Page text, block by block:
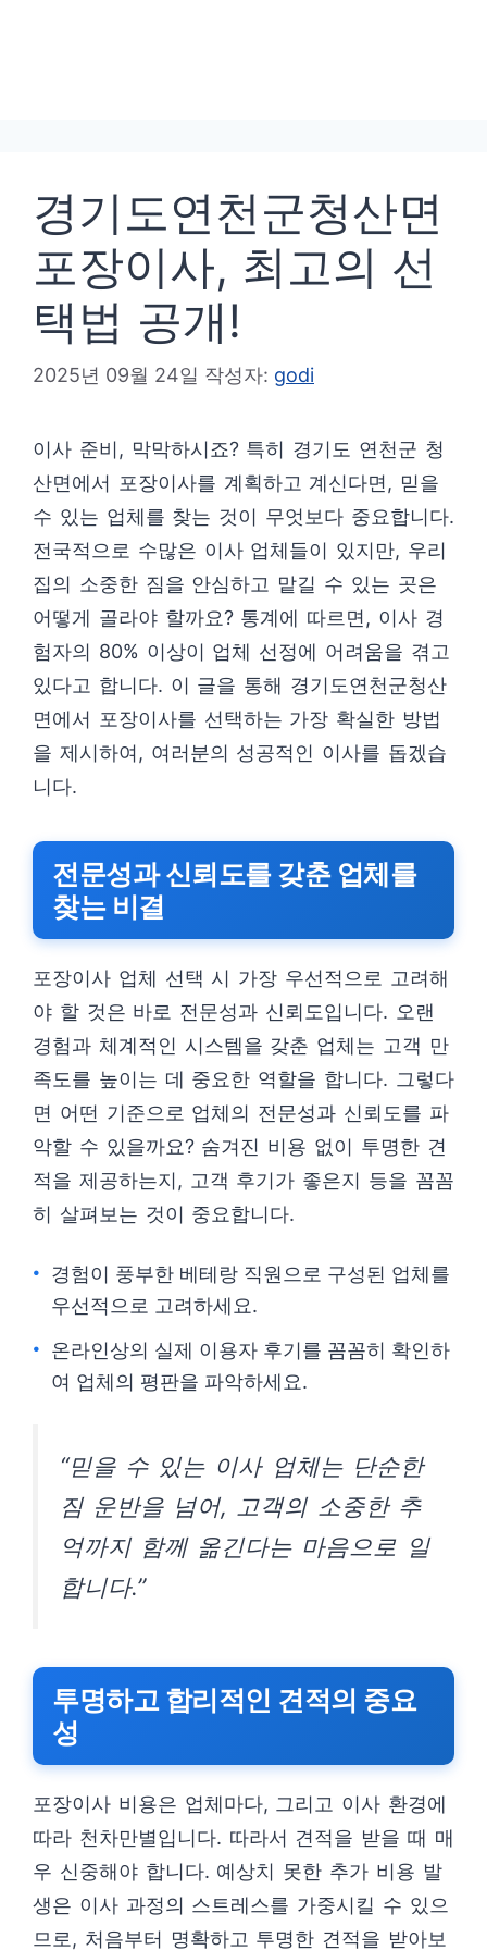
경기도연천군청산면
포장이사, 최고의 선
택법 공개!
2025년 09월 24일 작성자: godi
이사 준비, 막막하시죠? 특히 경기도 연천군 청
산면에서 포장이사를 계획하고 계신다면, 믿을
수 있는 업체를 찾는 것이 무엇보다 중요합니다.
전국적으로 수많은 이사 업체들이 있지만, 우리
집의 소중한 짐을 안심하고 맡길 수 있는 곳은
어떻게 골라야 할까요? 통계에 따르면, 이사 경
험자의 80% 이상이 업체 선정에 어려움을 겪고
있다고 합니다. 이 글을 통해 경기도연천군청산
면에서 포장이사를 선택하는 가장 확실한 방법
을 제시하여, 여러분의 성공적인 이사를 돕겠습
니다.
전문성과 신뢰도를 갖춘 업체를
찾는 비결
포장이사 업체 선택 시 가장 우선적으로 고려해
야 할 것은 바로 전문성과 신뢰도입니다. 오랜
경험과 체계적인 시스템을 갖춘 업체는 고객 만
족도를 높이는 데 중요한 역할을 합니다. 그렇다
면 어떤 기준으로 업체의 전문성과 신뢰도를 파
악할 수 있을까요? 숨겨진 비용 없이 투명한 견
적을 제공하는지, 고객 후기가 좋은지 등을 꼼꼼
히 살펴보는 것이 중요합니다.
경험이 풍부한 베테랑 직원으로 구성된 업체를
우선적으로 고려하세요.
온라인상의 실제 이용자 후기를 꼼꼼히 확인하
여 업체의 평판을 파악하세요.
“믿을 수 있는 이사 업체는 단순한
짐 운반을 넘어, 고객의 소중한 추
억까지 함께 옮긴다는 마음으로 일
합니다.”
투명하고 합리적인 견적의 중요
성
포장이사 비용은 업체마다, 그리고 이사 환경에
따라 천차만별입니다. 따라서 견적을 받을 때 매
우 신중해야 합니다. 예상치 못한 추가 비용 발
생은 이사 과정의 스트레스를 가중시킬 수 있으
므로, 처음부터 명확하고 투명한 견적을 받아보